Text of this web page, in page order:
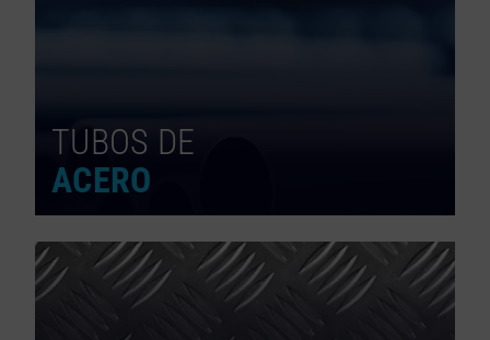
TUBOS DE
ACERO